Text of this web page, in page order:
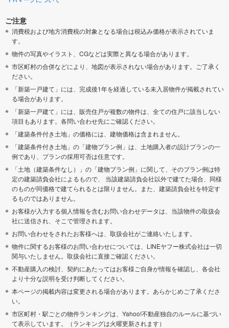
ご注意
消費税および地方消費税の対象となる場合は税込み価格が表示されていま
す。
物件の写真やイラスト、CGなどは実際と異なる場合があります。
市区町村の合併などにより、地図が表示されない場合があります。ご了承く
ださい。
「新築一戸建て」には、完成後1年を経過している未入居物件が掲載されてい
る場合があります。
「新築一戸建て」には、販売住戸が複数の物件は、全ての住戸に該当しない
項目もあります。各問い合わせ先にご確認ください。
「建築条件付き土地」の価格には、建物価格は含まれません。
「建築条件付き土地」の「建物プラン例」は、土地購入者の設計プランの一
例であり、プランの採用可否は任意です。
「土地（建築条件なし）」の「建物プラン例」に関して、そのプラン例は特
定の建築請負会社によるもので、 当該建築請負会社以外で建てた場合、同様
のものが同価格で建てられるとは限りません。また、建築請負会社を特定す
るものではありません。
お客様が入力する個人情報を含むお問い合わせデータは、当該物件の取扱会
社に送信され、そこで管理されます。
お問い合わせをされたお客様へは、取扱会社がご連絡いたします。
物件に関するお客様のお問い合わせについては、LINEヤフー株式会社は一切
関与いたしません。取扱会社に直接ご確認ください。
不動産購入の検討、契約にあたってはお客様ご自身が情報を確認し、各会社
より十分な説明を受け判断してください。
本ページの掲載内容は変更される場合があります。あらかじめご了承くださ
い。
市区町村・駅ごとの物件ランキングは、Yahoo!不動産独自のルールに基づい
て表示しています。（ランキングは火曜更新されます）